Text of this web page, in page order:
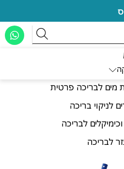
מים לבריכה פרטית
לניקוי בריכה
לבריכה
לבריכה